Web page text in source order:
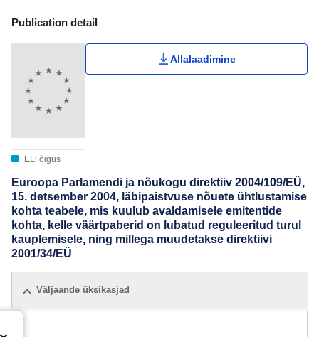
Publication Detail Actions Portlet
Publication detail
ELi õigus
Allalaadimine
Euroopa Parlamendi ja nõukogu direktiiv 2004/109/EÜ,
15. detsember 2004, läbipaistvuse nõuete ühtlustamise
kohta teabele, mis kuulub avaldamisele emitentide
kohta, kelle väärtpaberid on lubatud reguleeritud turul
kauplemisele, ning millega muudetakse direktiivi
2001/34/EÜ
Väljaande üksikasjad